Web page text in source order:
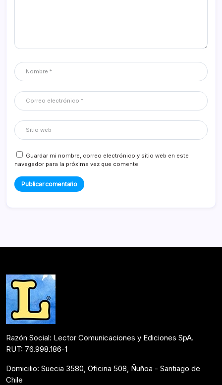
Guardar mi nombre, correo electrónico y sitio web en este
navegador para la próxima vez que comente.
Razón Social: Lector Comunicaciones y Ediciones SpA.
RUT: 76.998.186-1
Domicilio: Suecia 3580, Oficina 508, Ñuñoa - Santiago de
Chile